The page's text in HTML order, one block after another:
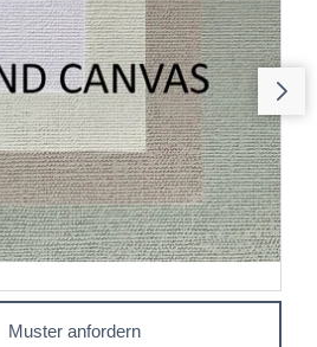
Muster anfordern